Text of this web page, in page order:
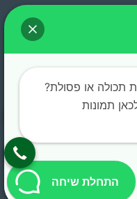
תכולה או פסולת?
תמונות
התחלת שיחה